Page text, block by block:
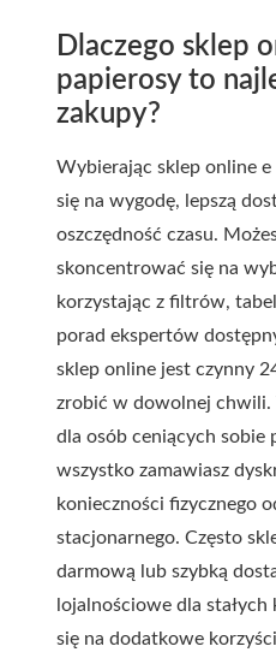
Dlaczego sklep
papierosy to
zakupy?
Wybierając sklep online e
się na wygodę, lepszą
oszczędność czasu.
skoncentrować się na
korzystając z filtrów,
porad ekspertów
sklep online jest czynny
zrobić w dowolnej chwili.
dla osób ceniących
wszystko zamawiasz
konieczności fizycznego
stacjonarnego. Często
darmową lub szybką
lojalnościowe dla
się na dodatkowe